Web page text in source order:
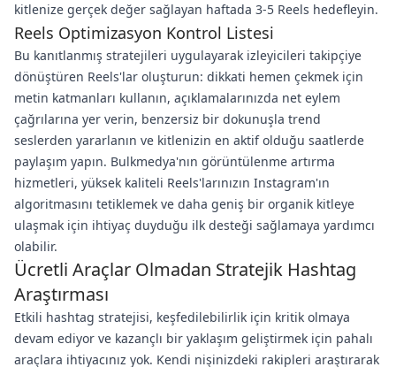
kitlenize gerçek değer sağlayan haftada 3-5 Reels hedefleyin.
Reels Optimizasyon Kontrol Listesi
Bu kanıtlanmış stratejileri uygulayarak izleyicileri takipçiye
dönüştüren Reels'lar oluşturun: dikkati hemen çekmek için
metin katmanları kullanın, açıklamalarınızda net eylem
çağrılarına yer verin, benzersiz bir dokunuşla trend
seslerden yararlanın ve kitlenizin en aktif olduğu saatlerde
paylaşım yapın. Bulkmedya'nın görüntülenme artırma
hizmetleri, yüksek kaliteli Reels'larınızın Instagram'ın
algoritmasını tetiklemek ve daha geniş bir organik kitleye
ulaşmak için ihtiyaç duyduğu ilk desteği sağlamaya yardımcı
olabilir.
Ücretli Araçlar Olmadan Stratejik Hashtag
Araştırması
Etkili hashtag stratejisi, keşfedilebilirlik için kritik olmaya
devam ediyor ve kazançlı bir yaklaşım geliştirmek için pahalı
araçlara ihtiyacınız yok. Kendi nişinizdeki rakipleri araştırarak